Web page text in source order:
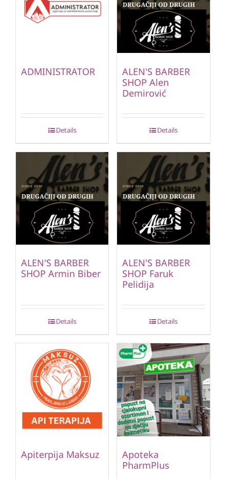
ADMINISTRATOR
Details
ALEN'S BARBER
SHOP Alen
Demirović
Details
ALEN'S BARBER
SHOP Armin Biber
Details
ALEN'S BARBER
SHOP Faruk
Pelidija
Details
Apiterpija Maksuz
Apoteka
PharmPlus